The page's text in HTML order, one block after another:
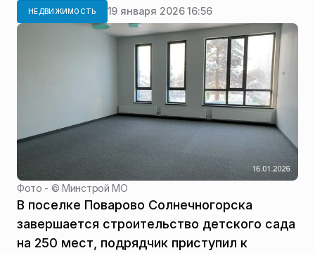
НЕДВИЖИМОСТЬ 19 января 2026 16:56
Фото - ©Минстрой МО
В поселке Поварово Солнечногорска
завершается строительство детского сада
на 250 мест, подрядчик приступил к